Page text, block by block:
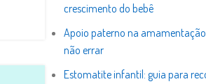
crescimento do bebê
Apoio paterno na
não errar
Estomatite infantil: guia para